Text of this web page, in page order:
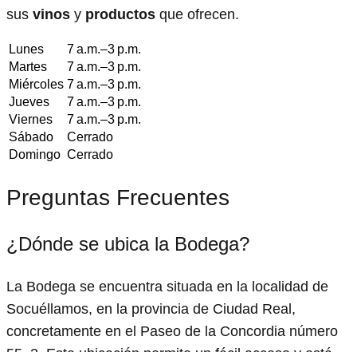
sus vinos y productos que ofrecen.
Lunes
7 a.m.–3 p.m.
Martes
7 a.m.–3 p.m.
Miércoles 7 a.m.–3 p.m.
Jueves
7 a.m.–3 p.m.
Viernes
7 a.m.–3 p.m.
Sábado
Cerrado
Domingo Cerrado
Preguntas Frecuentes
¿Dónde se ubica la Bodega?
La Bodega se encuentra situada en la localidad de
Socuéllamos, en la provincia de Ciudad Real,
concretamente en el Paseo de la Concordia número